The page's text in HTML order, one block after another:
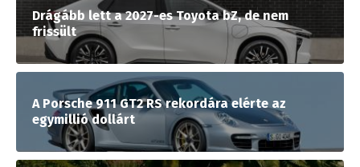
Drágább lett a 2027-es Toyota bZ, de nem
frissült
A Porsche 911 GT2 RS rekordára elérte az
egymillió dollárt